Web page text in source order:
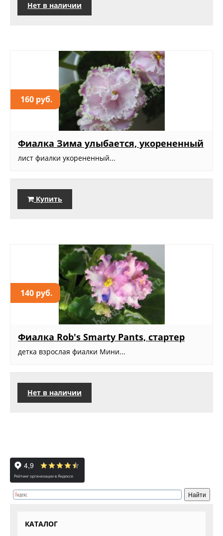
Нет в наличии
160 руб.
Фиалка Зима улыбается, укорененный
лист фиалки укорененный...
Купить
140 руб.
Фиалка Rob's Smarty Pants, стартер
детка взрослая фиалки Мини...
Нет в наличии
КАТАЛОГ